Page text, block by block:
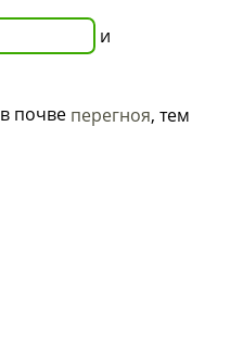
и
в почве перегноя, тем